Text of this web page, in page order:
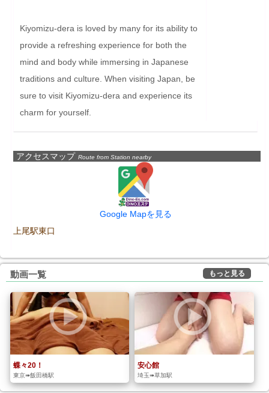
Kiyomizu-dera is loved by many for its ability to
provide a refreshing experience for both the
mind and body while immersing in Japanese
traditions and culture. When visiting Japan, be
sure to visit Kiyomizu-dera and experience its
charm for yourself.
アクセスマップ Route from Station nearby
Google Mapを見る
上尾駅東口
動画一覧 もっと見る
蝶々20！
東京➠飯田橋駅
安心館
埼玉➠草加駅